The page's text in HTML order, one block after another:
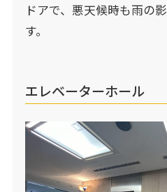
ドアで、悪天候時も雨の
す。
エレベーターホール